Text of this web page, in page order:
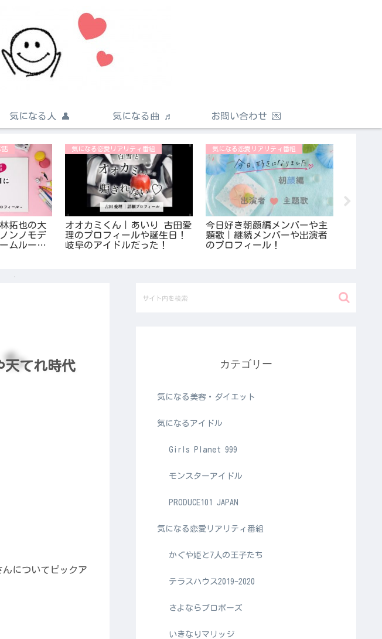
気になる人 👤 気になる曲 ♬ お問い合わせ 💌
話
拓也の大
ンノモデ
ムルーム
気になる恋愛リアリティ番組
オオカミくん｜あいり 古田愛
理のプロフィールや誕生日！
岐阜のアイドルだった！
気になる恋愛リアリティ番組
今日好き朝顔編メンバーや主
題歌｜継続メンバーや出演者
のプロフィール！
天てれ時代
んについてピックア
カテゴリー
気になる美容・ダイエット
気になるアイドル
Girls Planet 999
モンスターアイドル
PRODUCE101 JAPAN
気になる恋愛リアリティ番組
かぐや姫と7人の王子たち
テラスハウス2019-2020
さよならプロポーズ
いきなりマリッジ